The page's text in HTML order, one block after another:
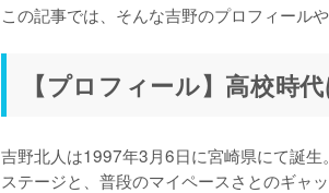
この記事では、そんな吉野のプロフィール
【プロフィール】高校時
吉野北人は1997年3月6日に宮崎県にて誕
ステージと、普段のマイペースさとのギャ